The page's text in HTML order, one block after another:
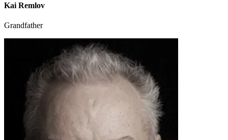
Kai Remlov
Grandfather